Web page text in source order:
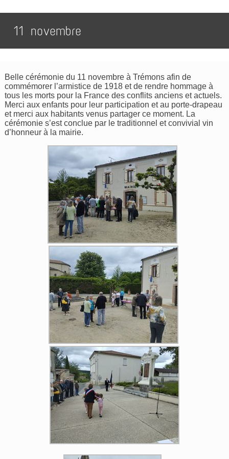
11 novembre
Belle cérémonie du 11 novembre à Trémons afin de
commémorer l’armistice de 1918 et de rendre hommage à
tous les morts pour la France des conflits anciens et actuels.
Merci aux enfants pour leur participation et au porte-drapeau
et merci aux habitants venus partager ce moment. La
cérémonie s’est conclue par le traditionnel et convivial vin
d’honneur à la mairie.